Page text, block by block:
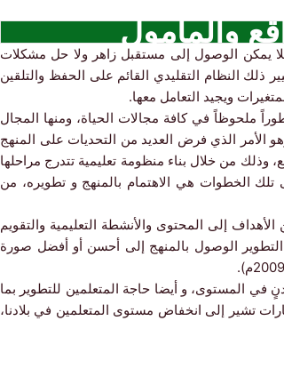
والمأمول
يمكن الوصول إلى مستقبل زاهر ولا حل مشكلات
ذلك النظام التقليدي القائم على الحفظ والتلقين
ويجيد التعامل معها.
ملحوظاً في كافة مجالات الحياة، ومنها المجال
الأمر الذي فرض العديد من التحديات على المنهج
وذلك من خلال بناء منظومة تعليمية تتدرج مراحلها
الخطوات هي الاهتمام بالمنهج و تطويره، من
إلى المحتوى والأنشطة التعليمية والتقويم
الوصول بالمنهج إلى أحسن أو أفضل صورة
في المستوى، و أيضا حاجة المتعلمين للتطوير بما
تشير إلى انخفاض مستوى المتعلمين في بلادنا،